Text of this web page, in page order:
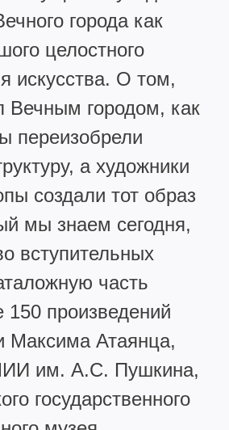
города как
целостного
искусства. О том,
Вечным городом, как
переизобрели
а художники
создали тот образ
мы знаем сегодня,
вступительных
часть
произведений
Максима Атаянца,
им. А.С. Пушкина,
государственного